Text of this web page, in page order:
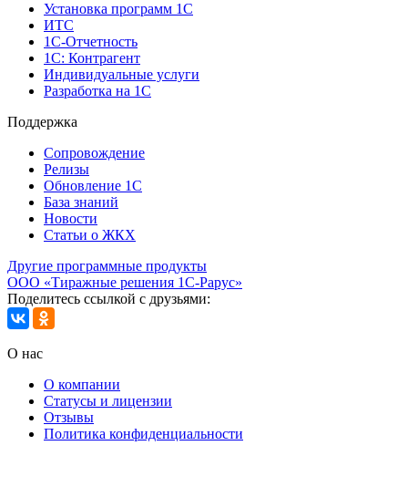
Установка программ 1С
ИТС
1С-Отчетность
1С: Контрагент
Индивидуальные услуги
Разработка на 1С
Поддержка
Сопровождение
Релизы
Обновление 1С
База знаний
Новости
Статьи о ЖКХ
Другие программные продукты
ООО «Тиражные решения 1С-Рарус»
Поделитесь ссылкой с друзьями:
О нас
О компании
Статусы и лицензии
Отзывы
Политика конфиденциальности